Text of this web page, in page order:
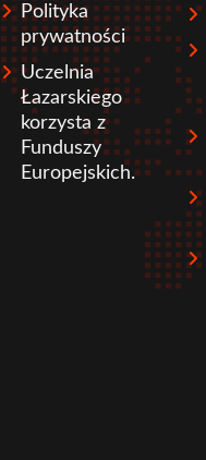
Polityka
prywatności
Uczelnia
Łazarskiego
korzysta z
Funduszy
Europejskich.